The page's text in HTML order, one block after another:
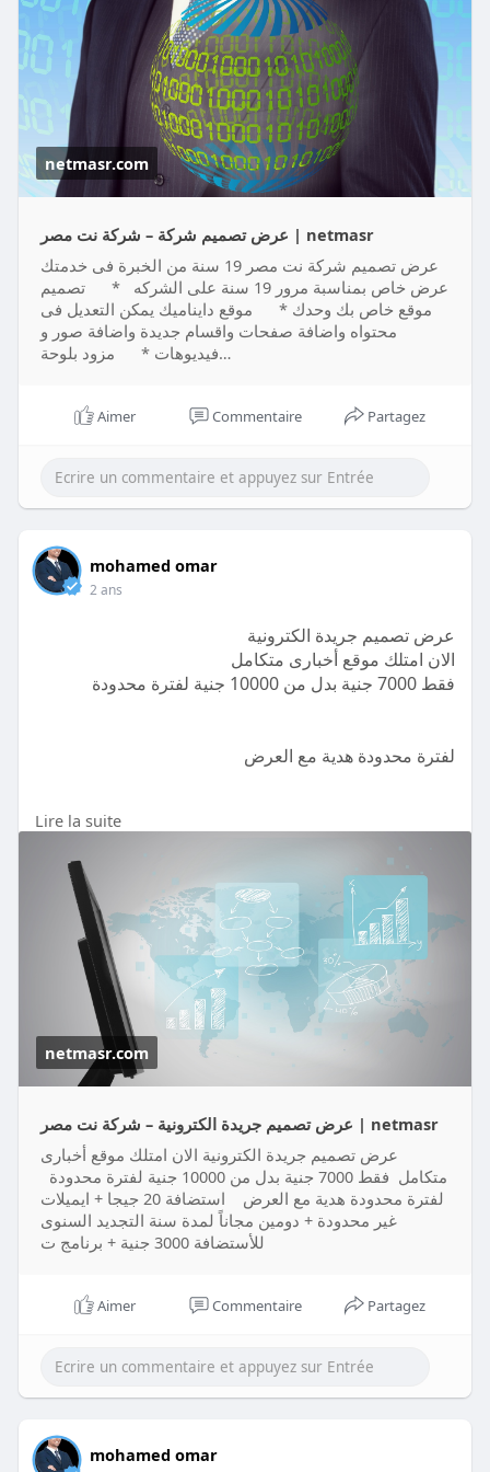
جنية
* تصميم الموقع لغتين مدة التنفيذ 16 يوم التكلفة 7000
جنية
الأقسام :
* الرئيسية : وبها مقتطفات من محتوى الموقع وتعريف به
* من نحن : تعريف تفصيلى بالموقع ومحتواه وادارته
* أخبارنا : يحتوى على أخبار الموقع وخدماته
* الخدمات : يعرض هنا خدمات الموقع أو المنتجات
* المنتجات : يعرض هنا المنتجات
* اتصل بنا : يحتوى على بيانات الاتصال بادارة الموقع ونموزج
* دردشة على الواتساب
وايضاً
* خدمة ضبط محركات البحث لموقعك المستوى الاول مجاناً
* أحصائيات يومية شاملة لموقعك مجاناً
* ربط موقعك بمواقع التواصل الاجتماعى مثل فيس بوك و
لفترة محدودة هدية مع العرض
استضافة 20 جيجا + ايميلات غير محدودة + دومين مجاناً
برنامج تصميم الصور و اللوجوهات الرائع اونلين لمدة سنة
d8%b6-%d8
netmasr.com
عرض تصميم شركة – شركة نت مصر | netmasr
عرض تصميم شركة نت مصر 19 سنة من الخبرة فى خدمتك
عرض خاص بمناسبة مرور 19 سنة على الشركه * تصميم
موقع خاص بك وحدك * موقع دايناميك يمكن التعديل فى
محتواه واضافة صفحات واقسام جديدة واضافة صور و
فيديوهات * مزود بلوحة…
Aimer Commentaire Partagez
mohamed omar
2 ans
عرض تصميم جريدة الكترونية
الان امتلك موقع أخبارى متكامل
فقط 7000 جنية بدل من 10000 جنية لفترة محدودة
لفترة محدودة هدية مع العرض
استضافة 20 جيجا + ايميلات غير محدودة + دومين مجاناً
برنامج تصميم الصور و اللوجوهات الرائع اونلين لمدة سنة
استلام موقعك خلال 10 يوم عمل
https://netmasr.com/product/%d....8%b9%d8%b1%
d8%b6-%d8
Lire la suite
netmasr.com
عرض تصميم جريدة الكترونية – شركة نت مصر | netmasr
عرض تصميم جريدة الكترونية الان امتلك موقع أخبارى
متكامل فقط 7000 جنية بدل من 10000 جنية لفترة محدودة
لفترة محدودة هدية مع العرض استضافة 20 جيجا + ايميلات
غير محدودة + دومين مجاناً لمدة سنة التجديد السنوى
للأستضافة 3000 جنية + برنامج ت
Aimer Commentaire Partagez
mohamed omar